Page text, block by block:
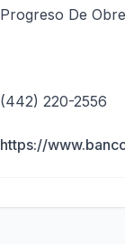
Progreso De
(442) 220-2556
https://